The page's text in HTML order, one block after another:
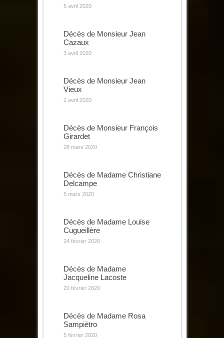
5 avril 2020
Décès de Monsieur Jean
Cazaux
3 avril 2020
Décès de Monsieur Jean
Vieux
2 avril 2020
Décès de Monsieur François
Girardet
28 mars 2020
Décès de Madame Christiane
Delcampe
5 mars 2020
Décès de Madame Louise
Cugueillère
24 février 2020
Décès de Madame
Jacqueline Lacoste
20 février 2020
Décès de Madame Rosa
Sampiétro
5 février 2020